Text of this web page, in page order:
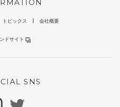
トピックス 会社概要
ドサイト
SNS